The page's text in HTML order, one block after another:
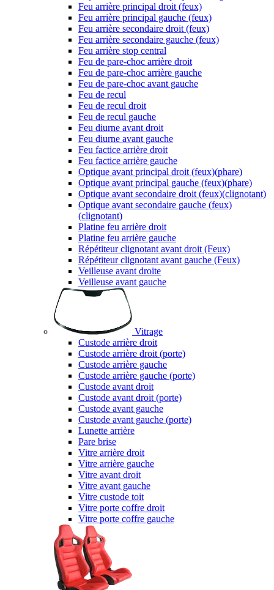
Feu arrière principal droit (feux)
Feu arrière principal gauche (feux)
Feu arrière secondaire droit (feux)
Feu arrière secondaire gauche (feux)
Feu arrière stop central
Feu de pare-choc arrière droit
Feu de pare-choc arrière gauche
Feu de pare-choc avant gauche
Feu de recul
Feu de recul droit
Feu de recul gauche
Feu diurne avant droit
Feu diurne avant gauche
Feu factice arrière droit
Feu factice arrière gauche
Optique avant principal droit (feux)(phare)
Optique avant principal gauche (feux)(phare)
Optique avant secondaire droit (feux)(clignotant)
Optique avant secondaire gauche (feux)
(clignotant)
Platine feu arrière droit
Platine feu arrière gauche
Répétiteur clignotant avant droit (Feux)
Répétiteur clignotant avant gauche (Feux)
Veilleuse avant droite
Veilleuse avant gauche
Vitrage
Custode arrière droit
Custode arrière droit (porte)
Custode arrière gauche
Custode arrière gauche (porte)
Custode avant droit
Custode avant droit (porte)
Custode avant gauche
Custode avant gauche (porte)
Lunette arrière
Pare brise
Vitre arrière droit
Vitre arrière gauche
Vitre avant droit
Vitre avant gauche
Vitre custode toit
Vitre porte coffre droit
Vitre porte coffre gauche